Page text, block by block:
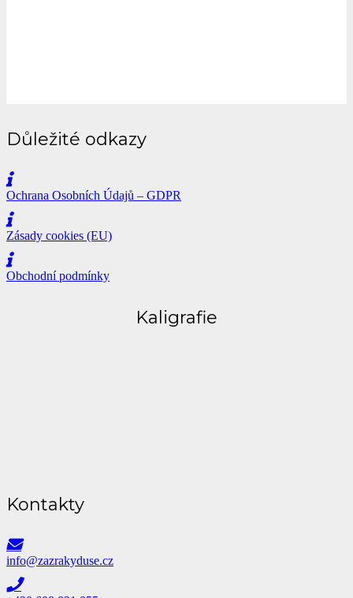
Důležité odkazy
Ochrana Osobních Údajů – GDPR
Zásady cookies (EU)
Obchodní podmínky
Kaligrafie
Kontakty
info@zazrakyduse.cz